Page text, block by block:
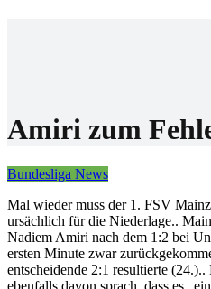
Amiri zum
Bundesliga News
Mal wieder muss der 1. FSV
ursächlich für die Niederlage..
Nadiem Amiri nach dem 1:2 bei
ersten Minute zwar
entscheidende 2:1 resultierte
ebenfalls davon sprach, dass es